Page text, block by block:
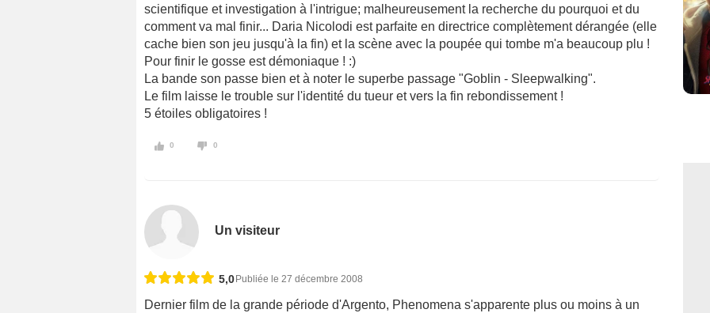
scientifique et investigation à l'intrigue; malheureusement la recherche du pourquoi et du
comment va mal finir... Daria Nicolodi est parfaite en directrice complètement dérangée (elle
cache bien son jeu jusqu'à la fin) et la scène avec la poupée qui tombe m'a beaucoup plu !
Pour finir le gosse est démoniaque ! :)
La bande son passe bien et à noter le superbe passage "Goblin - Sleepwalking".
Le film laisse le trouble sur l'identité du tueur et vers la fin rebondissement !
5 étoiles obligatoires !
0 0
Un visiteur
5,0 Publiée le 27 décembre 2008
Dernier film de la grande période d'Argento, Phenomena s'apparente plus ou moins à un